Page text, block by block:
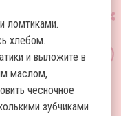
ломтиками.
хлебом.
и выложите в
маслом,
чесночное
зубчиками